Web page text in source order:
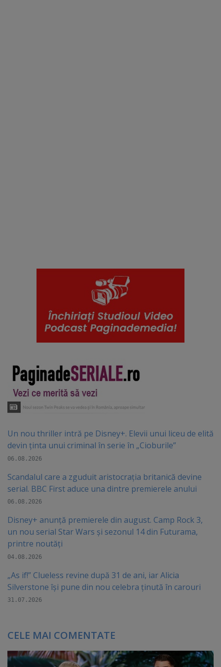
Un nou thriller intră pe Disney+. Elevii unui liceu de elită
devin ținta unui criminal în serie în „Cioburile”
06.08.2026
Scandalul care a zguduit aristocrația britanică devine
serial. BBC First aduce una dintre premierele anului
06.08.2026
Disney+ anunță premierele din august. Camp Rock 3,
un nou serial Star Wars și sezonul 14 din Futurama,
printre noutăți
04.08.2026
„As if!” Clueless revine după 31 de ani, iar Alicia
Silverstone își pune din nou celebra ținută în carouri
31.07.2026
CELE MAI COMENTATE